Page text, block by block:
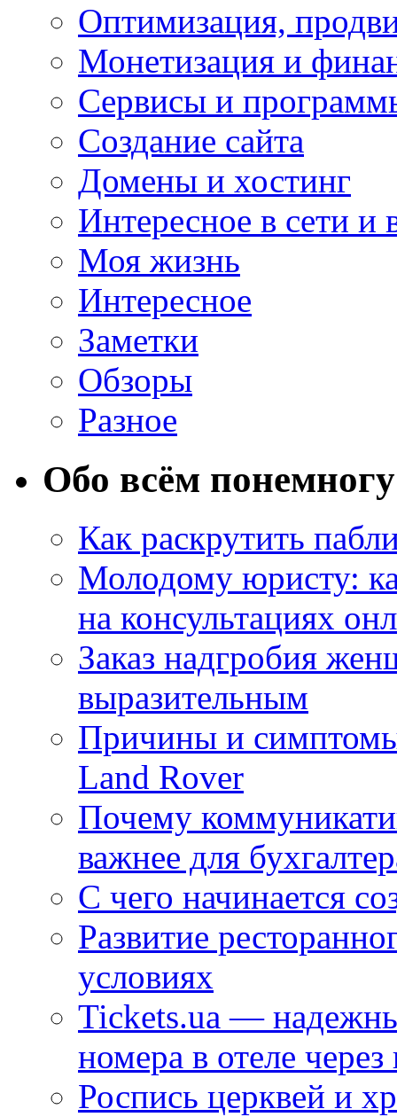
Оптимизация,
Монетизация и
Сервисы и
Создание сайта
Домены и хостинг
Интересное в сети и
Моя жизнь
Интересное
Заметки
Обзоры
Разное
Обо всём понемногу
Как раскрутить
Молодому юристу:
на консультациях
Заказ надгробия
выразительным
Причины и
Land Rover
Почему
важнее для
С чего начинается
Развитие
условиях
Tickets.ua —
номера в отеле через
Роспись церквей и